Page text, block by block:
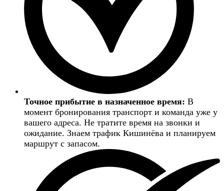
Точное прибытие в назначенное время: В
момент бронирования транспорт и команда уже у
вашего адреса. Не тратите время на звонки и
ожидание. Знаем трафик Кишинёва и планируем
маршрут с запасом.